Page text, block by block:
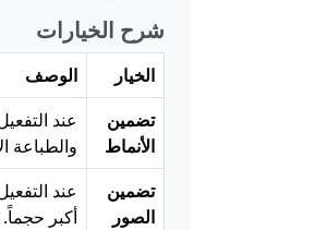
شرح الخيارات
الخيار
الوصف
تضمين
الأنماط
والطباعة
تضمين
الصور
أكبر